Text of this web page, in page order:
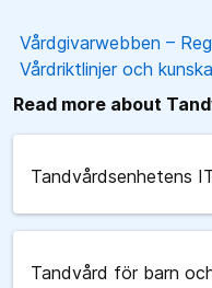
Vårdgivarwebben –
Vårdriktlinjer och
Read more about
Tandvårdsenhetens
Tandvård för barn